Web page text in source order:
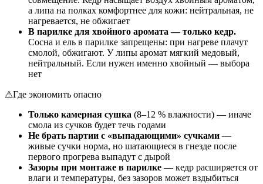
а липа на полках комфортнее для кожи: нейтральная, не
нагревается, не обжигает
В парилке для хвойного аромата — только кедр.
Сосна и ель в парилке запрещены: при нагреве плачут
смолой, обжигают. У липы аромат мягкий медовый,
нейтральный. Если нужен именно хвойный — выбора
нет
⚠Где экономить опасно
Только камерная сушка (8–12 % влажности) — иначе
смола из сучков будет течь годами
Не брать партии с «выпадающими» сучками —
живые сучки норма, но шатающиеся в гнезде после
первого прогрева выпадут с дырой
Зазоры при монтаже в парилке — кедр расширяется от
влаги и температуры, без зазоров может вздыбиться